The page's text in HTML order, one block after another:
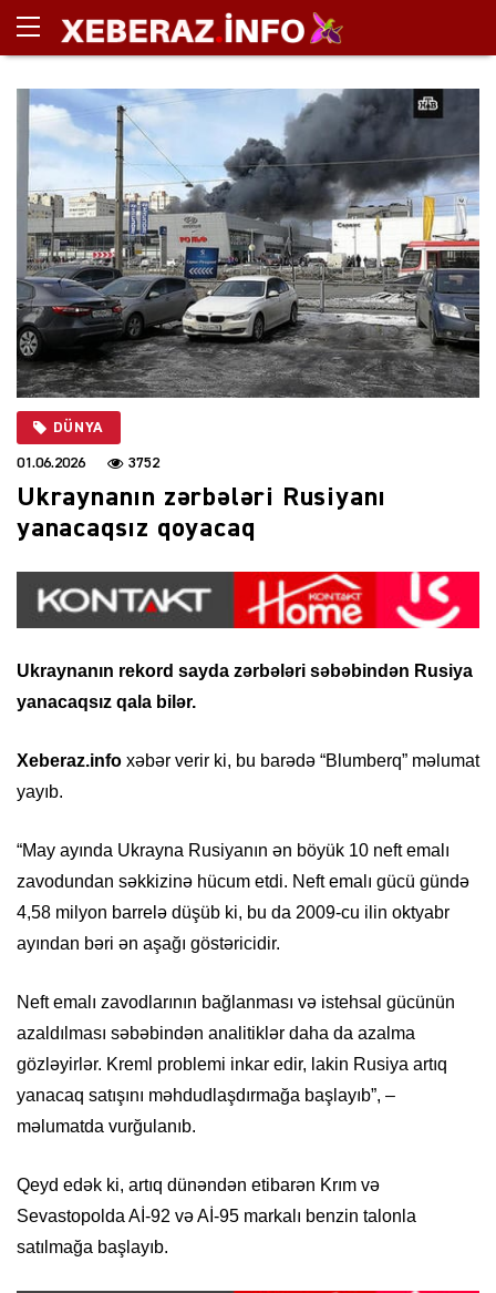
DÜNYA
01.06.2026 3752
Ukraynanın zərbələri Rusiyanı
yanacaqsız qoyacaq
Ukraynanın rekord sayda zərbələri səbəbindən Rusiya
yanacaqsız qala bilər.
Xeberaz.info xəbər verir ki, bu barədə “Blumberq” məlumat
yayıb.
“May ayında Ukrayna Rusiyanın ən böyük 10 neft emalı
zavodundan səkkizinə hücum etdi. Neft emalı gücü gündə
4,58 milyon barrelə düşüb ki, bu da 2009-cu ilin oktyabr
ayından bəri ən aşağı göstəricidir.
Neft emalı zavodlarının bağlanması və istehsal gücünün
azaldılması səbəbindən analitiklər daha da azalma
gözləyirlər. Kreml problemi inkar edir, lakin Rusiya artıq
yanacaq satışını məhdudlaşdırmağa başlayıb”, –
məlumatda vurğulanıb.
Qeyd edək ki, artıq dünəndən etibarən Krım və
Sevastopolda Aİ-92 və Aİ-95 markalı benzin talonla
satılmağa başlayıb.